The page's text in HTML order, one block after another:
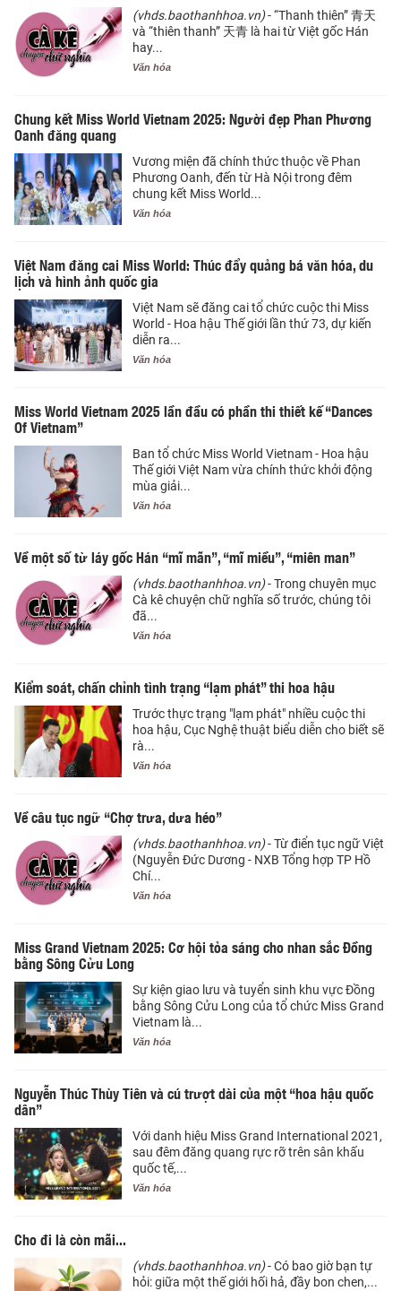
(vhds.baothanhhoa.vn)- “Thanh thiên” 青天
và “thiên thanh” 天青 là hai từ Việt gốc Hán
hay...
Văn hóa
Chung kết Miss World Vietnam 2025: Người đẹp Phan Phương
Oanh đăng quang
Vương miện đã chính thức thuộc về Phan
Phương Oanh, đến từ Hà Nội trong đêm
chung kết Miss World...
Văn hóa
Việt Nam đăng cai Miss World: Thúc đẩy quảng bá văn hóa, du
lịch và hình ảnh quốc gia
Việt Nam sẽ đăng cai tổ chức cuộc thi Miss
World - Hoa hậu Thế giới lần thứ 73, dự kiến
diễn ra...
Văn hóa
Miss World Vietnam 2025 lần đầu có phần thi thiết kế “Dances
Of Vietnam”
Ban tổ chức Miss World Vietnam - Hoa hậu
Thế giới Việt Nam vừa chính thức khởi động
mùa giải...
Văn hóa
Về một số từ láy gốc Hán “mĩ mãn”, “mĩ miều”, “miên man”
(vhds.baothanhhoa.vn)- Trong chuyên mục
Cà kê chuyện chữ nghĩa số trước, chúng tôi
đã...
Văn hóa
Kiểm soát, chấn chỉnh tình trạng “lạm phát” thi hoa hậu
Trước thực trạng "lạm phát" nhiều cuộc thi
hoa hậu, Cục Nghệ thuật biểu diễn cho biết sẽ
rà...
Văn hóa
Về câu tục ngữ “Chợ trưa, dưa héo”
(vhds.baothanhhoa.vn)- Từ điển tục ngữ Việt
(Nguyễn Đức Dương - NXB Tổng hợp TP Hồ
Chí...
Văn hóa
Miss Grand Vietnam 2025: Cơ hội tỏa sáng cho nhan sắc Đồng
bằng Sông Cửu Long
Sự kiện giao lưu và tuyển sinh khu vực Đồng
bằng Sông Cửu Long của tổ chức Miss Grand
Vietnam là...
Văn hóa
Nguyễn Thúc Thùy Tiên và cú trượt dài của một “hoa hậu quốc
dân”
Với danh hiệu Miss Grand International 2021,
sau đêm đăng quang rực rỡ trên sân khấu
quốc tế,...
Văn hóa
Cho đi là còn mãi...
(vhds.baothanhhoa.vn)- Có bao giờ bạn tự
hỏi: giữa một thế giới hối hả, đầy bon chen,...